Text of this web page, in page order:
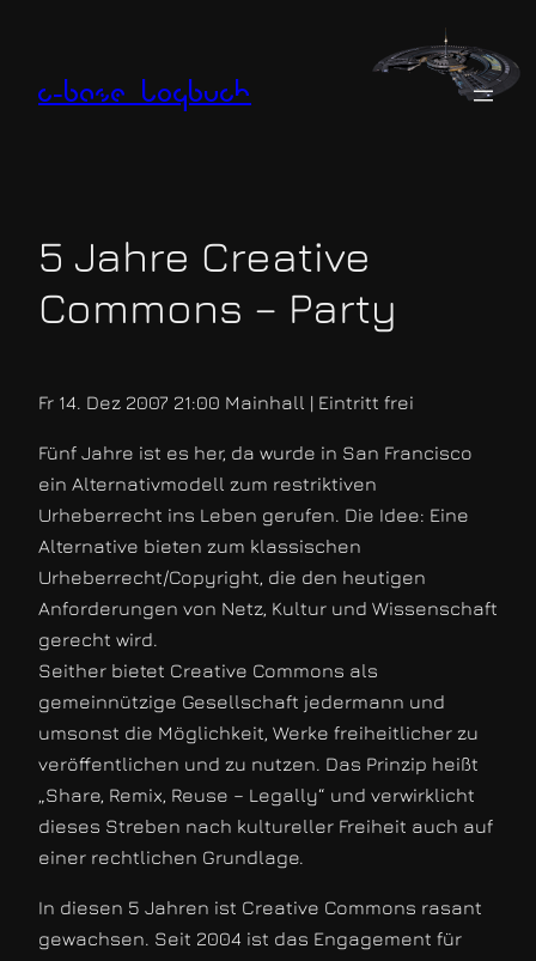
springen
c-base logbuch
5 Jahre Creative
Commons – Party
Fr 14. Dez 2007 21:00 Mainhall | Eintritt frei
Fünf Jahre ist es her, da wurde in San Francisco
ein Alternativmodell zum restriktiven
Urheberrecht ins Leben gerufen. Die Idee: Eine
Alternative bieten zum klassischen
Urheberrecht/Copyright, die den heutigen
Anforderungen von Netz, Kultur und Wissenschaft
gerecht wird.
Seither bietet Creative Commons als
gemeinnützige Gesellschaft jedermann und
umsonst die Möglichkeit, Werke freiheitlicher zu
veröffentlichen und zu nutzen. Das Prinzip heißt
„Share, Remix, Reuse – Legally“ und verwirklicht
dieses Streben nach kultureller Freiheit auch auf
einer rechtlichen Grundlage.
In diesen 5 Jahren ist Creative Commons rasant
gewachsen. Seit 2004 ist das Engagement für